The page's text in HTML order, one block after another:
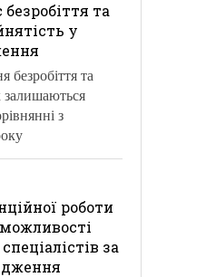
та
у
безробіття та
залишаються
з
роботи
за